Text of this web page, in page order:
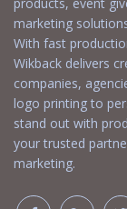
products, event
marketing
With fast
Wikback delivers
companies,
logo printing to
stand out with
your trusted
marketing.